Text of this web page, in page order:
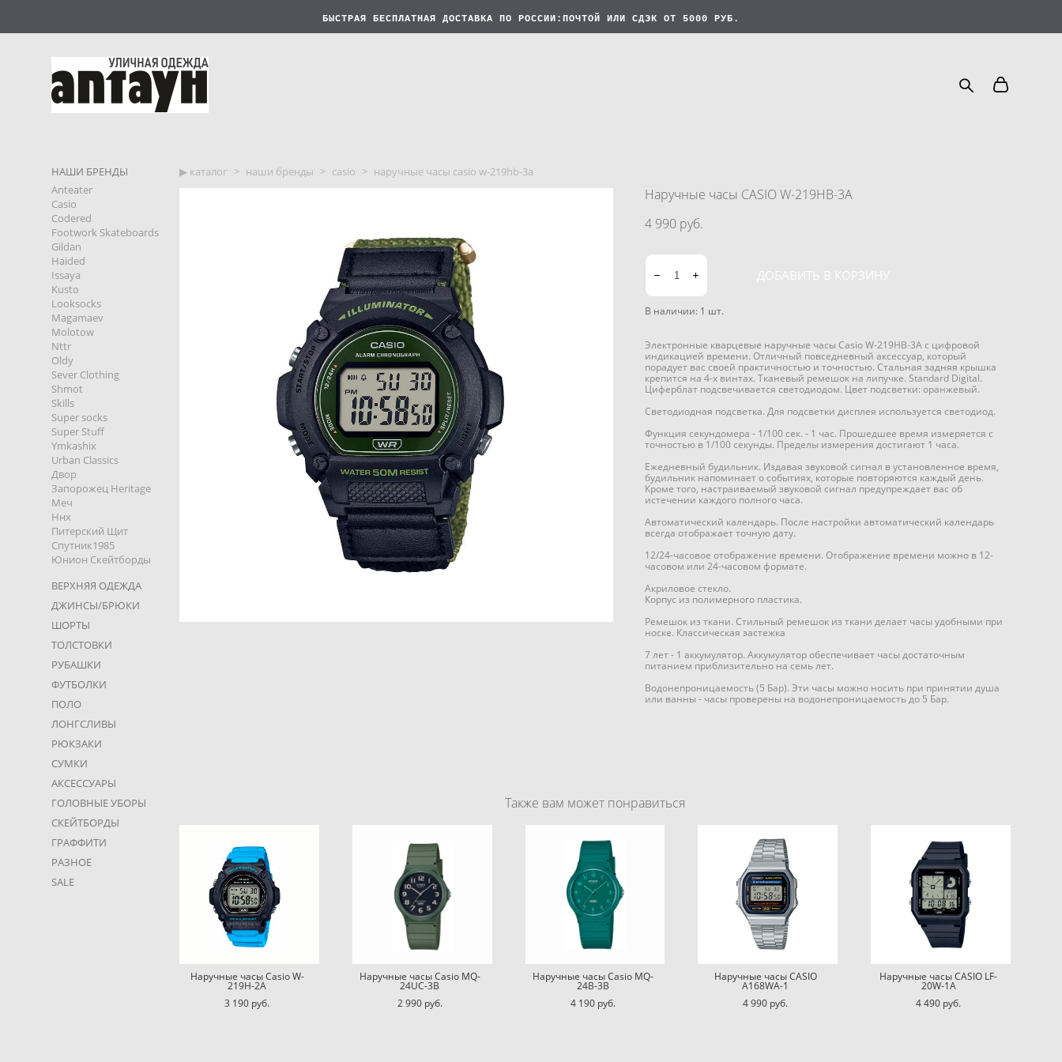
БЫСТРАЯ БЕСПЛАТНАЯ ДОСТАВКА ПО РОССИИ:ПОЧТОЙ ИЛИ СДЭК ОТ 5000 РУБ.
НАШИ БРЕНДЫ
Anteater
Casio
Codered
Footwork Skateboards
Gildan
Haided
Issaya
Kusto
Looksocks
Magamaev
Molotow
Nttr
Oldy
Sever Clothing
Shmot
Skills
Super socks
Super Stuff
Ymkashix
Urban Classics
Двор
Запорожец Heritage
Меч
Ннх
Питерский Щит
Спутник1985
Юнион Скейтборды
ВЕРХНЯЯ ОДЕЖДА
ДЖИНСЫ/БРЮКИ
ШОРТЫ
ТОЛСТОВКИ
РУБАШКИ
ФУТБОЛКИ
ПОЛО
ЛОНГСЛИВЫ
РЮКЗАКИ
СУМКИ
АКСЕССУАРЫ
ГОЛОВНЫЕ УБОРЫ
СКЕЙТБОРДЫ
ГРАФФИТИ
РАЗНОЕ
SALE
▶︎ каталог > наши бренды > casio > наручные часы casio w-219hb-3a
Наручные часы CASIO W-219HB-3A
4 990 pуб.
В наличии: 1 шт.
ДОБАВИТЬ В КОРЗИНУ
Электронные кварцевые наручные часы Casio W-219HB-3A с цифровой
индикацией времени. Отличный повседневный аксессуар, который
порадует вас своей практичностью и точностью. Стальная задняя крышка
крепится на 4-х винтах. Тканевый ремешок на липучке. Standard Digital.
Циферблат подсвечивается светодиодом. Цвет подсветки: оранжевый.
Светодиодная подсветка. Для подсветки дисплея используется светодиод.
Функция секундомера - 1/100 сек. - 1 час. Прошедшее время измеряется с
точностью в 1/100 секунды. Пределы измерения достигают 1 часа.
Ежедневный будильник. Издавая звуковой сигнал в установленное время,
будильник напоминает о событиях, которые повторяются каждый день.
Кроме того, настраиваемый звуковой сигнал предупреждает вас об
истечении каждого полного часа.
Автоматический календарь. После настройки автоматический календарь
всегда отображает точную дату.
12/24-часовое отображение времени. Отображение времени можно в 12-
часовом или 24-часовом формате.
Акриловое стекло.
Корпус из полимерного пластика.
Ремешок из ткани. Стильный ремешок из ткани делает часы удобными при
носке. Классическая застежка
7 лет - 1 аккумулятор. Аккумулятор обеспечивает часы достаточным
питанием приблизительно на семь лет.
Водонепроницаемость (5 Бар). Эти часы можно носить при принятии душа
или ванны - часы проверены на водонепроницаемость до 5 Бар.
Также вам может понравиться
Наручные часы Casio W-
219H-2A
3 190 pуб.
Наручные часы Casio MQ-
24UC-3B
2 990 pуб.
Наручные часы Casio MQ-
24B-3B
4 190 pуб.
Наручные часы CASIO
A168WA-1
4 990 pуб.
Наручные часы CASIO LF-
20W-1A
4 490 pуб.